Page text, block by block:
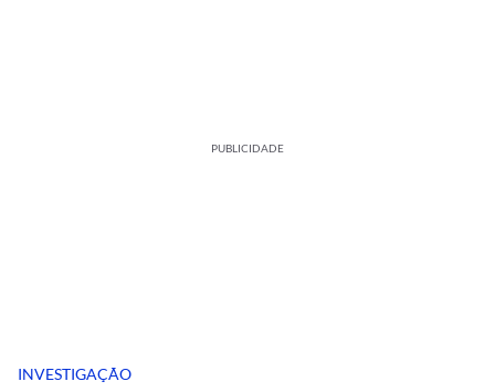
PUBLICIDADE
INVESTIGAÇÃO